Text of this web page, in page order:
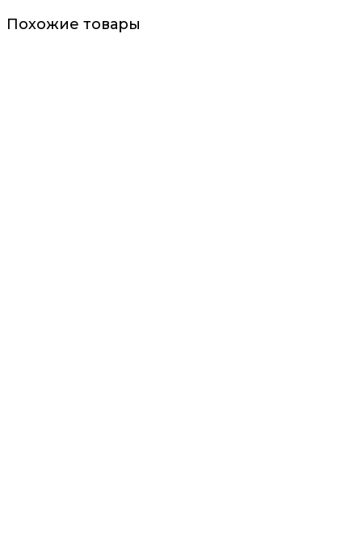
Похожие товары